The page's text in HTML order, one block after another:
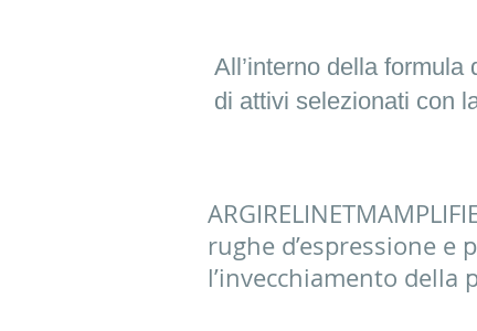
All’interno della
di attivi selezionati con
rughe d’espressione e
l’invecchiamento della